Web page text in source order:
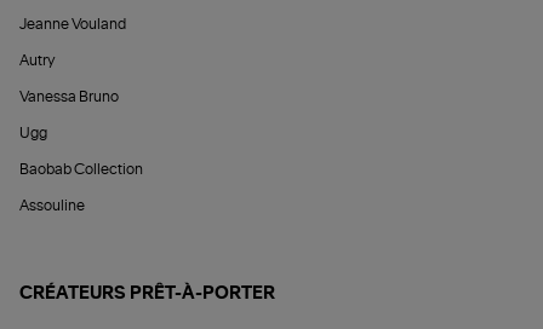
Jeanne Vouland
Autry
Vanessa Bruno
Ugg
Baobab Collection
Assouline
CRÉATEURS PRÊT-À-PORTER